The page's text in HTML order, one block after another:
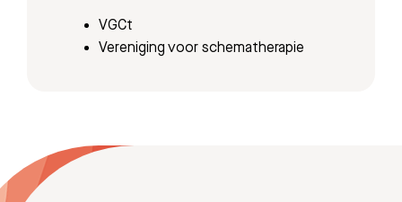
VGCt
Vereniging voor schematherapie